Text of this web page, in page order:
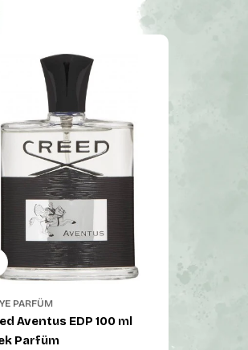
Ekle
PARFÜM
Aventus EDP 100 ml
Parfüm